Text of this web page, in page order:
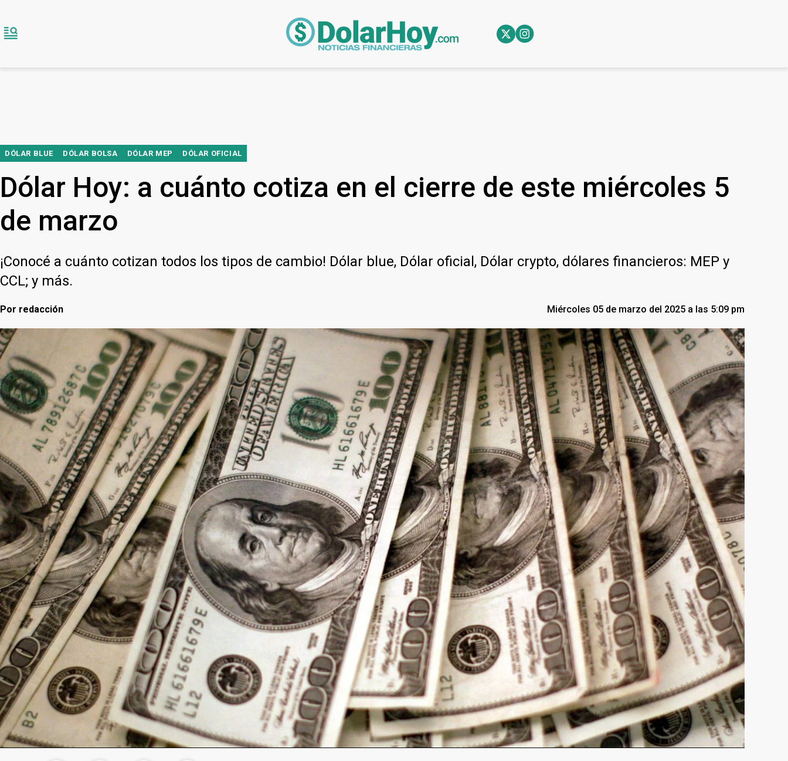
DÓLAR BLUE DÓLAR BOLSA DÓLAR MEP DÓLAR OFICIAL
Dólar Hoy: a cuánto cotiza en el cierre de este miércoles 5
de marzo
¡Conocé a cuánto cotizan todos los tipos de cambio! Dólar blue, Dólar oficial, Dólar crypto, dólares financieros: MEP y
CCL; y más.
Por redacción Miércoles 05 de marzo del 2025 a las 5:09 pm